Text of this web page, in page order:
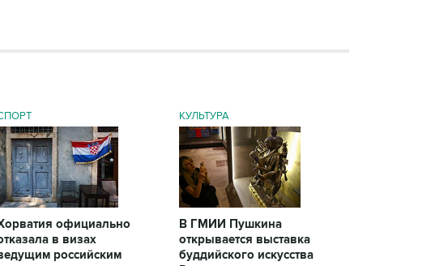
официально
в визах
российским
КУЛЬТУРА
В ГМИИ Пушкина
открывается выставка
буддийского искусства